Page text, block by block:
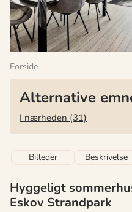
Forside
Alternative
I nærheden (31)
Billeder Beskrivelse
Hyggeligt
Eskov Strandpark